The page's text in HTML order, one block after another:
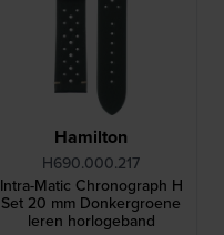
Hamilton
H690.000.217
Intra-Matic Chronograph H
Set 20 mm Donkergroene
leren horlogeband